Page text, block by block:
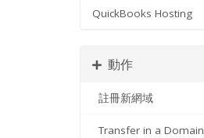
QuickBooks Hosting
動作
註冊新網域
Transfer in a Domain